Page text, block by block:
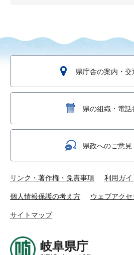
県庁舎の案内・交
県の組織・電話
県政へのご意見
リンク・著作権・免責事項 利用ガイ
個人情報保護の考え方 ウェブアク
サイトマップ
岐阜県庁